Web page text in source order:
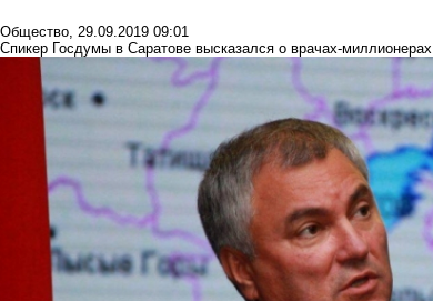
Общество, 29.09.2019 09:01
Спикер Госдумы в Саратове высказался о врачах-миллионерах